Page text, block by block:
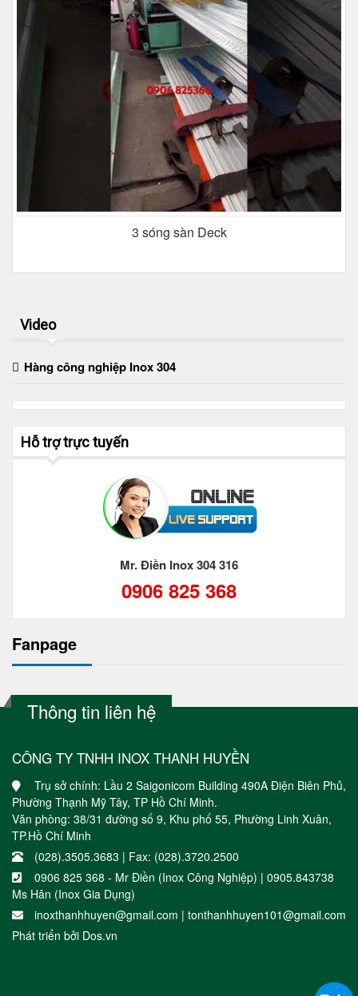
3 sóng sàn Deck
Video
Hàng công nghiệp Inox 304
Hỗ trợ trực tuyến
Mr. Điền Inox 304 316
0906 825 368
Fanpage
Thông tin liên hệ
CÔNG TY TNHH INOX THANH HUYỀN
Trụ sở chính: Lầu 2 Saigonicom Building 490A Điện Biên Phủ,
Phường Thạnh Mỹ Tây, TP Hồ Chí Minh.
Văn phòng: 38/31 đường số 9, Khu phố 55, Phường Linh Xuân,
TP.Hồ Chí Minh
(028).3505.3683 | Fax: (028).3720.2500
0906 825 368 - Mr Điền (Inox Công Nghiệp) | 0905.843738
Ms Hân (Inox Gia Dụng)
inoxthanhhuyen@gmail.com | tonthanhhuyen101@gmail.com
Phát triển bởi Dos.vn